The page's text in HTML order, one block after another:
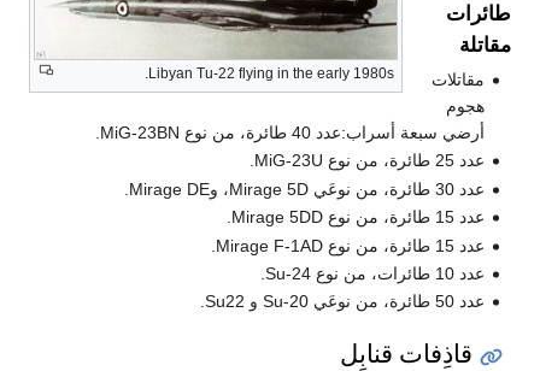
Libyan Tu-22 flying in the early 1980s.
طائرات
مقاتلة
مقاتلات
هجوم
أرضي سبعة أسراب:عدد 40 طائرة، من نوع MiG-23BN.
عدد 25 طائرة، من نوع MiG-23U.
عدد 30 طائرة، من نوعَي Mirage 5D، وMirage DE.
عدد 15 طائرة، من نوع Mirage 5DD.
عدد 15 طائرة، من نوع Mirage F-1AD.
عدد 10 طائرات، من نوع Su-24.
عدد 50 طائرة، من نوعَي Su-20 و Su22.
قاذِفات قنابِل